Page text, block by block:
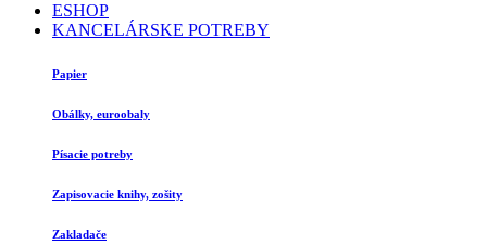
ESHOP
KANCELÁRSKE POTREBY
Papier
Obálky, euroobaly
Písacie potreby
Zapisovacie knihy, zošity
Zakladače